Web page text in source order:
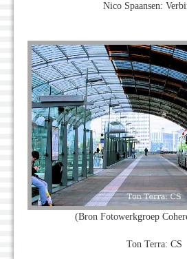
Nico Spaansen:
(Bron Fotowerkgroep
Ton Terra: CS